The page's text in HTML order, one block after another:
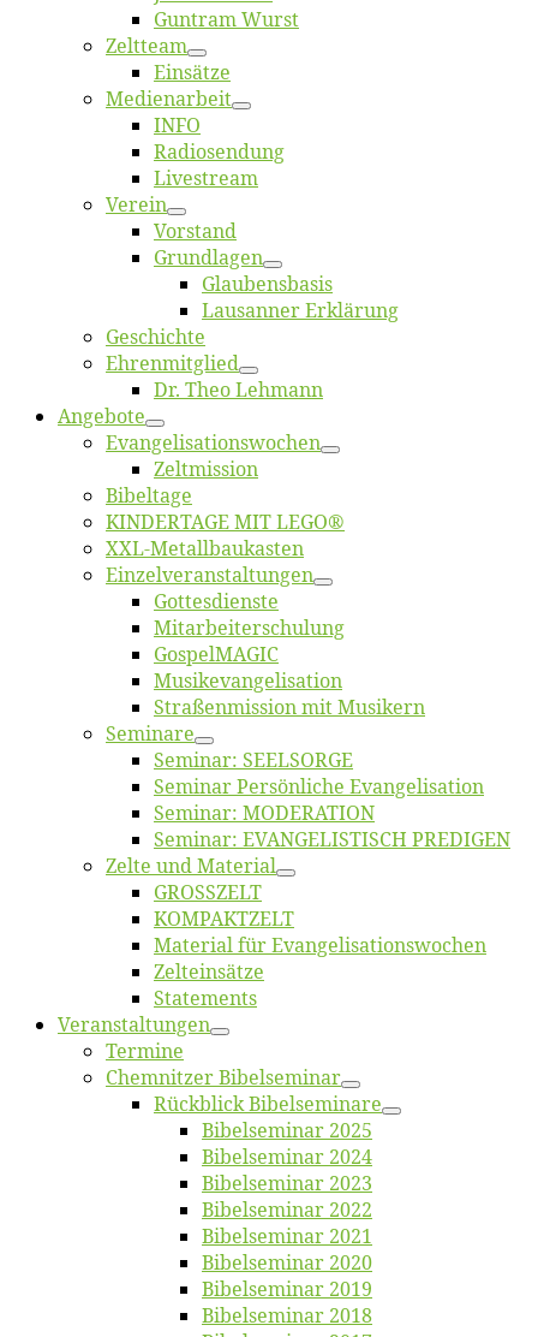
Gun­tram Wurst
Zelt­team
Ein­sät­ze
Me­di­en­ar­beit
INFO
Ra­dio­sen­dung
Live­stream
Ver­ein
Vor­stand
Grund­la­gen
Glaubens­ba­sis
Lausan­ner Erklärung
Ge­schich­te
Eh­ren­mit­glied
Dr. Theo Lehmann
An­ge­bo­te
Evangelisa­tions­wo­chen
Zelt­mis­si­on
Bi­bel­ta­ge
KINDERTAGE MIT LEGO®
XXL-Me­­tal­l­­bau­­kas­­ten
Einzelver­an­stal­tungen
Got­tes­diens­te
Mitarbeiter­schulung
Gos­pel­MA­GIC
Musikevan­ge­li­sa­tion
Straßenmis­sion mit Musikern
Se­mi­na­re
Se­mi­nar: SEELSORGE
Se­mi­nar Per­sön­li­che Evangelisation
Se­mi­nar: MODERATION
Se­mi­nar: EVANGELISTISCH PREDIGEN
Zel­te und Material
GROSSZELT
KOMPAKTZELT
Ma­te­ri­al für Evangelisationswochen
Zelt­ein­sät­ze
State­ments
Ver­an­stal­tun­gen
Ter­mi­ne
Chemnit­zer Bibelseminar
Rück­blick Bibelseminare
Bi­bel­se­mi­nar 2025
Bi­bel­se­mi­nar 2024
Bi­bel­se­mi­nar 2023
Bi­bel­se­mi­nar 2022
Bi­bel­se­mi­nar 2021
Bi­bel­se­mi­nar 2020
Bi­bel­se­mi­nar 2019
Bi­bel­se­mi­nar 2018